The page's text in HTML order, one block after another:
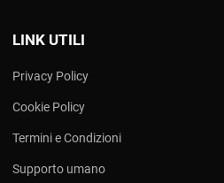
LINK UTILI
Privacy Policy
Cookie Policy
Termini e Condizioni
Supporto umano